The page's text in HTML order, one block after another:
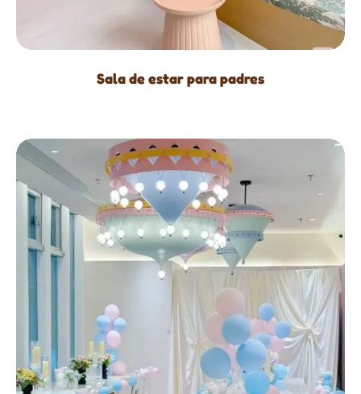
Sala de estar para padres